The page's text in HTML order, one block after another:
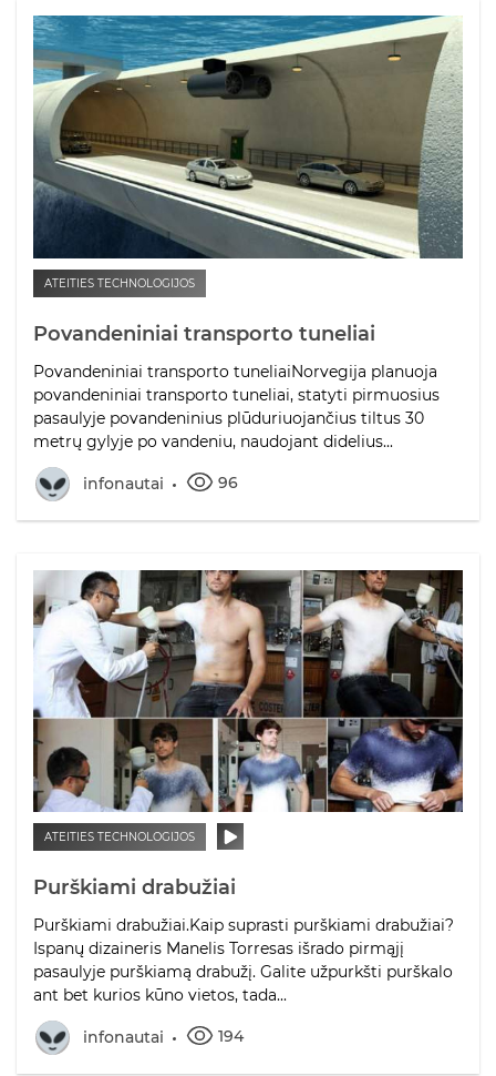
ATEITIES TECHNOLOGIJOS
Povandeniniai transporto tuneliai
Povandeniniai transporto tuneliaiNorvegija planuoja
povandeniniai transporto tuneliai, statyti pirmuosius
pasaulyje povandeninius plūduriuojančius tiltus 30
metrų gylyje po vandeniu, naudojant didelius...
infonautai 96
ATEITIES TECHNOLOGIJOS
Purškiami drabužiai
Purškiami drabužiai.Kaip suprasti purškiami drabužiai?
Ispanų dizaineris Manelis Torresas išrado pirmąjį
pasaulyje purškiamą drabužį. Galite užpurkšti purškalo
ant bet kurios kūno vietos, tada...
infonautai 194